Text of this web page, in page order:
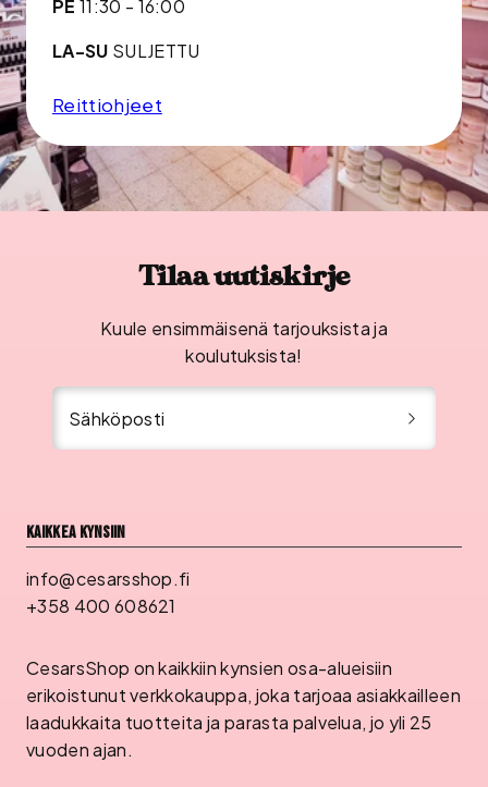
PE 11:30 - 16:00
LA-SU SULJETTU
Reittiohjeet
Tilaa uutiskirje
Kuule ensimmäisenä tarjouksista ja
koulutuksista!
Sähköposti
Kaikkea kynsiin
info@cesarsshop.fi
+358 400 608621
CesarsShop on kaikkiin kynsien osa-alueisiin
erikoistunut verkkokauppa, joka tarjoaa asiakkailleen
laadukkaita tuotteita ja parasta palvelua, jo yli 25
vuoden ajan.